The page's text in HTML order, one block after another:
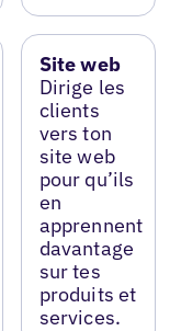
Site web
Dirige les
clients
vers ton
site web
pour qu’ils
en
apprennent
davantage
sur tes
produits et
services.